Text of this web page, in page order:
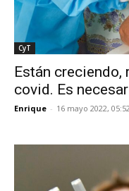
CyT
Están
covid. Es
Enrique - 16 mayo 2022, 05:52